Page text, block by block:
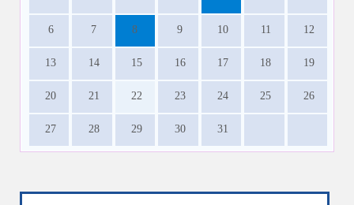
6 7 8 9 10 11 12
13 14 15 16 17 18 19
20 21 22 23 24 25 26
27 28 29 30 31